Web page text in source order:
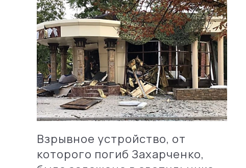
Взрывное устройство, от
которого погиб Захарченко,